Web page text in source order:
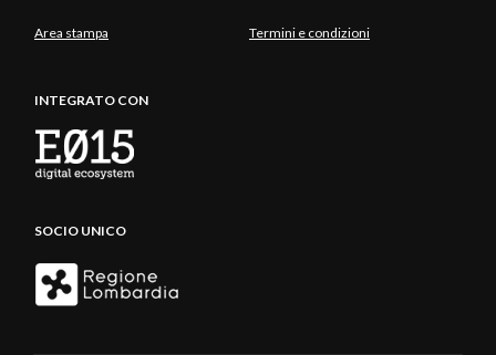
Area stampa Termini e condizioni
INTEGRATO CON
SOCIO UNICO